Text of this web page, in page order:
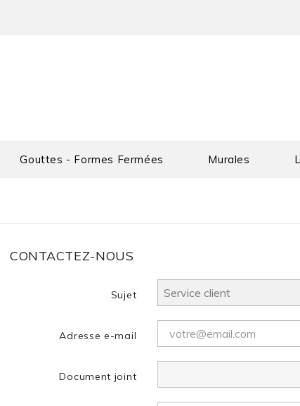
Gouttes - Formes Fermées Murales
CONTACTEZ-NOUS
Sujet
Adresse e-mail
Document joint